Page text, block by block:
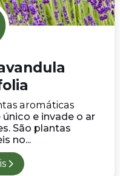
aromáticas
e invade o ar
São plantas
no...